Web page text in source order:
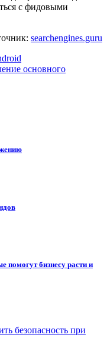
с фидовыми
searchengines.guru
основного
помогут бизнесу расти и
безопасность при